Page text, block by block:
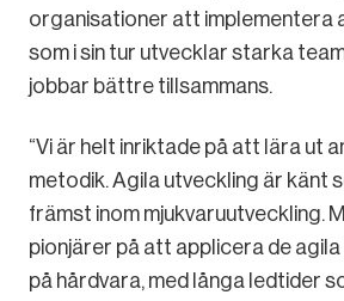
organisationer att implementera
som i sin tur utvecklar starka
jobbar bättre tillsammans.
“Vi är helt inriktade på att lära ut
metodik. Agila utveckling är känt
främst inom mjukvaruutveckling.
pionjärer på att applicera de
på hårdvara, med långa ledtider